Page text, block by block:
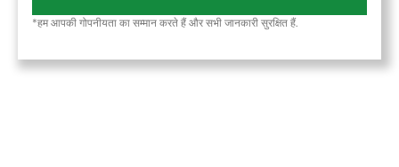
*हम आपकी गोपनीयता का सम्मान करते हैं और सभी जानकारी सुरक्षित हैं.